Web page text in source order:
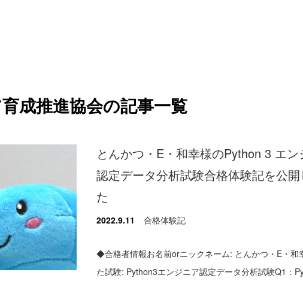
成推進協会の記事一覧
とんかつ・E・和幸様のPython 3 エン
認定データ分析試験合格体験記を公開
た
2022.9.11 合格体験記
◆合格者情報お名前orニックネーム: とんかつ・E・和
た試験: Python3エンジニア認定データ分析試験Q1：